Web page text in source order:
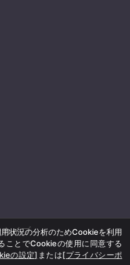
イブ
状況の分析のためCookieを利用
ことでCookieの使用に同意する
の設定] または[プライバシーポ